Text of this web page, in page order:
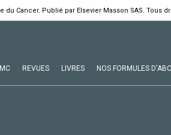
du Cancer. Publié par Elsevier Masson SAS. Tous
REVUES LIVRES NOS FORMULES